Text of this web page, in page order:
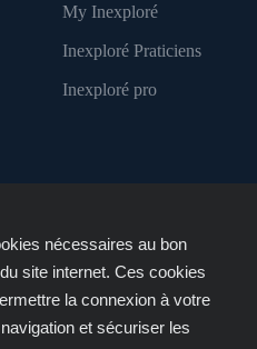
My Inexploré
Inexploré Praticiens
Inexploré pro
nécessaires au bon
site internet. Ces cookies
la connexion à votre
et sécuriser les